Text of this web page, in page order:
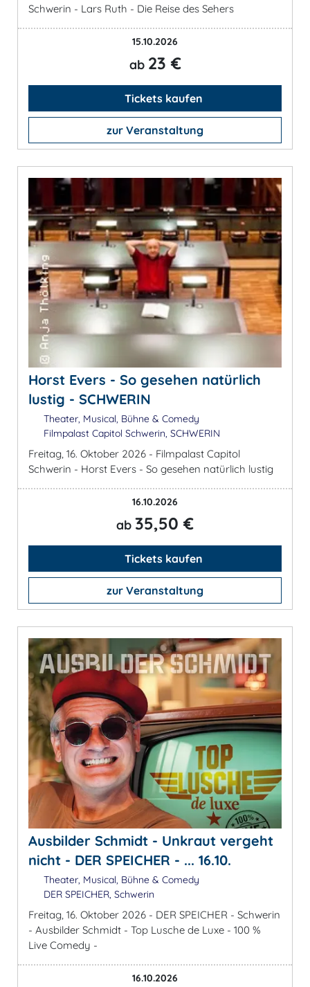
Schwerin - Lars Ruth - Die Reise des Sehers
15.10.2026
ab 23 €
Tickets kaufen
zur Veranstaltung
Horst Evers - So gesehen natürlich
lustig - SCHWERIN
Theater, Musical, Bühne & Comedy
Filmpalast Capitol Schwerin, SCHWERIN
Freitag, 16. Oktober 2026 - Filmpalast Capitol
Schwerin - Horst Evers - So gesehen natürlich lustig
16.10.2026
ab 35,50 €
Tickets kaufen
zur Veranstaltung
Ausbilder Schmidt - Unkraut vergeht
nicht - DER SPEICHER - ... 16.10.
Theater, Musical, Bühne & Comedy
DER SPEICHER, Schwerin
Freitag, 16. Oktober 2026 - DER SPEICHER - Schwerin
- Ausbilder Schmidt - Top Lusche de Luxe - 100 %
Live Comedy -
16.10.2026